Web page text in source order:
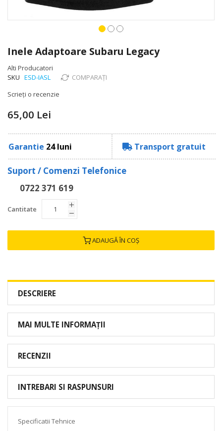
to
the
beginning
of
images
Inele Adaptoare Subaru Legacy
Alti Producatori
SKU ESD-IASL
COMPARAȚI
Scrieți o recenzie
65,00 Lei
Garantie 24 luni Transport gratuit
Suport / Comenzi Telefonice
0722 371 619
Cantitate
ADAUGĂ ÎN COȘ
DESCRIERE
MAI MULTE INFORMAȚII
RECENZII
INTREBARI SI RASPUNSURI
Specificatii Tehnice